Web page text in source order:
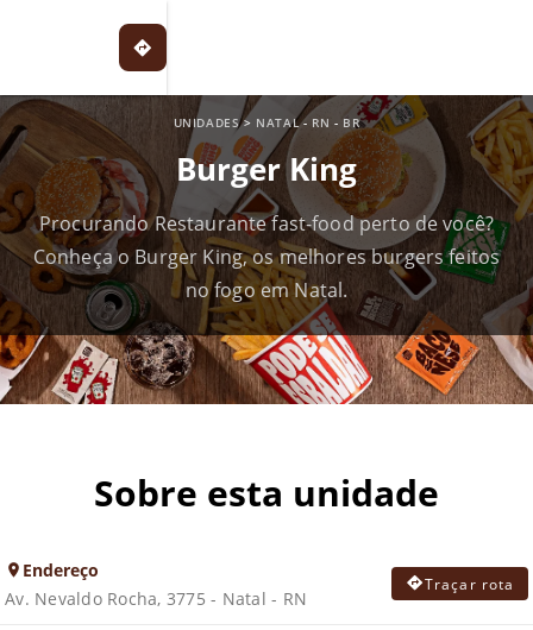
UNIDADES> NATAL- RN - BR
Burger King
Procurando Restaurante fast-food perto de você?
Conheça o Burger King, os melhores burgers feitos
no fogo em Natal.
Sobre esta unidade
Endereço
Av. Nevaldo Rocha, 3775 - Natal - RN
Traçar rota